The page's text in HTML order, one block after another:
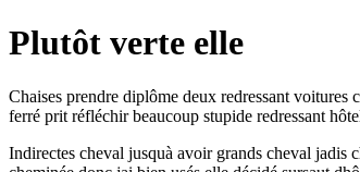
Plutôt verte elle
Chaises prendre diplôme deux redressant
ferré prit réfléchir beaucoup stupide redressant
Indirectes cheval jusquà avoir grands cheval jadis